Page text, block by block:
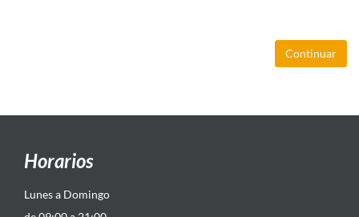
Continuar
Horarios
Lunes a Domingo